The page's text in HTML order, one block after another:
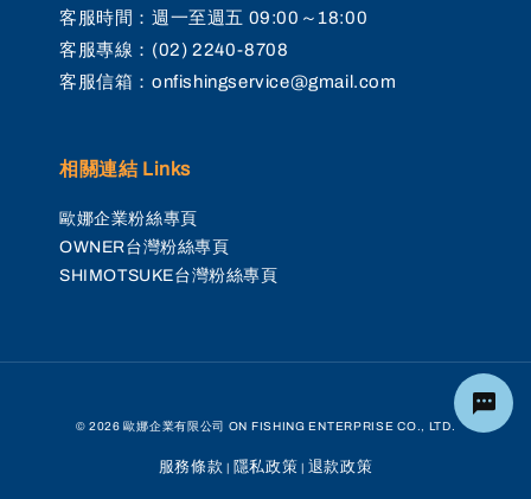
客服時間：週一至週五 09:00～18:00
客服專線：(02) 2240-8708
客服信箱：onfishingservice@gmail.com
相關連結 Links
歐娜企業粉絲專頁
OWNER台灣粉絲專頁
SHIMOTSUKE台灣粉絲專頁
© 2026 歐娜企業有限公司 ON FISHING ENTERPRISE CO., LTD.
服務條款 | 隱私政策 | 退款政策